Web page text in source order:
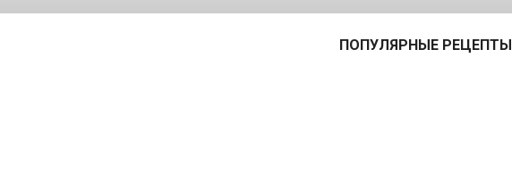
ПОПУЛЯРНЫЕ РЕЦЕПТЫ